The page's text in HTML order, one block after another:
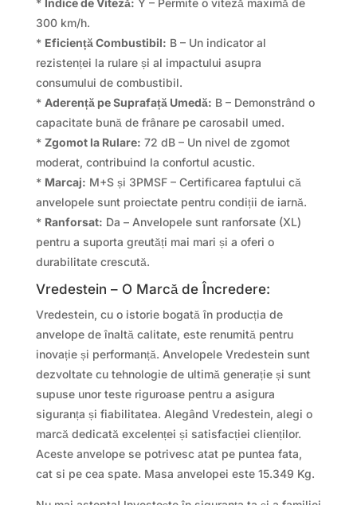
* Indice de Viteză: Y – Permite o viteză maximă de
300 km/h.
* Eficiență Combustibil: B – Un indicator al
rezistenței la rulare și al impactului asupra
consumului de combustibil.
* Aderență pe Suprafață Umedă: B – Demonstrând o
capacitate bună de frânare pe carosabil umed.
* Zgomot la Rulare: 72 dB – Un nivel de zgomot
moderat, contribuind la confortul acustic.
* Marcaj: M+S și 3PMSF – Certificarea faptului că
anvelopele sunt proiectate pentru condiții de iarnă.
* Ranforsat: Da – Anvelopele sunt ranforsate (XL)
pentru a suporta greutăți mai mari și a oferi o
durabilitate crescută.
Vredestein – O Marcă de Încredere:
Vredestein, cu o istorie bogată în producția de
anvelope de înaltă calitate, este renumită pentru
inovație și performanță. Anvelopele Vredestein sunt
dezvoltate cu tehnologie de ultimă generație și sunt
supuse unor teste riguroase pentru a asigura
siguranța și fiabilitatea. Alegând Vredestein, alegi o
marcă dedicată excelenței și satisfacției clienților.
Aceste anvelope se potrivesc atat pe puntea fata,
cat si pe cea spate. Masa anvelopei este 15.349 Kg.